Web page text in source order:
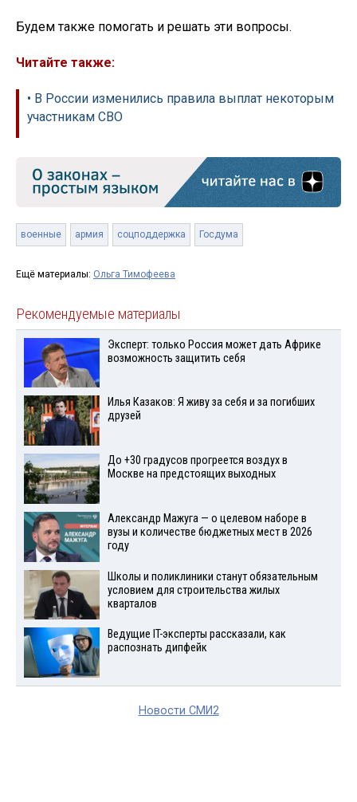
Будем также помогать и решать эти вопросы.
Читайте также:
• В России изменились правила выплат некоторым
участникам СВО
военные армия соцподдержка Госдума
Ещё материалы: Ольга Тимофеева
Рекомендуемые материалы
Эксперт: только Россия может дать Африке
возможность защитить себя
Илья Казаков: Я живу за себя и за погибших
друзей
До +30 градусов прогреется воздух в
Москве на предстоящих выходных
Александр Мажуга — о целевом наборе в
вузы и количестве бюджетных мест в 2026
году
Школы и поликлиники станут обязательным
условием для строительства жилых
кварталов
Ведущие IT-эксперты рассказали, как
распознать дипфейк
Новости СМИ2